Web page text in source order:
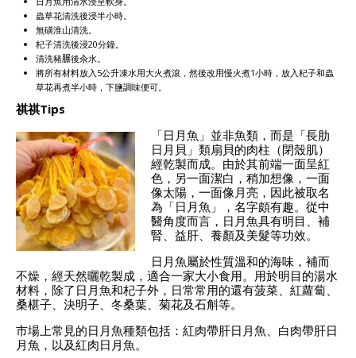
蟲草花清洗後浸半小時。
無磺淮山清洗。
杞子清洗後浸20分鐘。
清洗豬𦟌後汆水。
將所有材料放入5公升凍水用大火煮滾，然後改用慢火煮1小時，放入杞子和蟲
草花再煮半小時，下鹽調味便可。
祺祺Tips
「日月魚」並非魚類，而是「長肋
日月貝」類扇貝的肉柱（閉殼肌）
經乾製而成。由於其前端一面呈紅
色，另一面潔白，稍加想像，一面
像太陽，一面像月亮，因此被取名
為「日月魚」，名字頗有趣。從中
醫角度而言，日月魚具有明目、補
腎、益肝、養顏及美髮等功效。
日月魚屬於性質溫和的海味，補而
不燥，經天然曬乾製成，適合一家大小食用。用於明目的湯水
材料，除了日月魚和杞子外，日常常用的還有菠菜、紅蘿蔔、
桑椹子、決明子、冬桑葉、菊花及石斛等。
市場上常見的日月魚種類包括：紅肉帶肝日月魚、白肉帶肝日
月魚，以及紅肉日月魚。